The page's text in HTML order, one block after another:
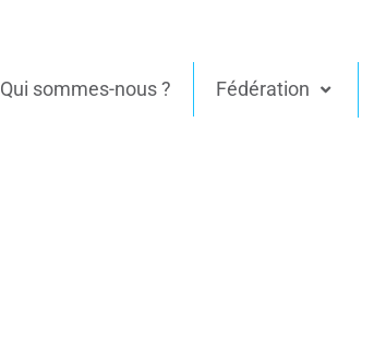
Qui sommes-nous ? Fédération